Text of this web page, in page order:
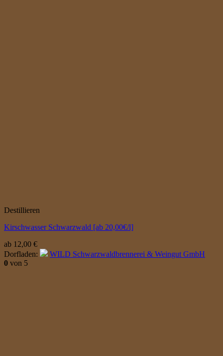
Destillieren
Kirschwasser Schwarzwald [ab 20,00€/l]
ab 12,00 €
Dorfladen:
WILD Schwarzwaldbrennerei & Weingut GmbH
0 von 5